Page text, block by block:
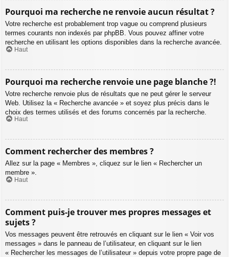
Pourquoi ma recherche ne renvoie aucun résultat ?
Votre recherche est probablement trop vague ou comprend plusieurs
termes courants non indexés par phpBB. Vous pouvez affiner votre
recherche en utilisant les options disponibles dans la recherche avancée.
Haut
Pourquoi ma recherche renvoie une page blanche ?!
Votre recherche renvoie plus de résultats que ne peut gérer le serveur
Web. Utilisez la « Recherche avancée » et soyez plus précis dans le
choix des termes utilisés et des forums concernés par la recherche.
Haut
Comment rechercher des membres ?
Allez sur la page « Membres », cliquez sur le lien « Rechercher un
membre ».
Haut
Comment puis-je trouver mes propres messages et
sujets ?
Vos messages peuvent être retrouvés en cliquant sur le lien « Voir vos
messages » dans le panneau de l’utilisateur, en cliquant sur le lien
« Rechercher les messages de l’utilisateur » depuis votre propre page de